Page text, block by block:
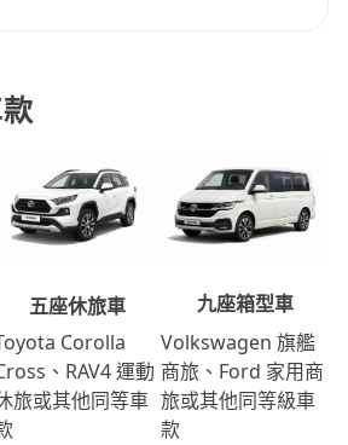
五座休旅車
Corolla
、RAV4 運動
旅或其他同等車
九座箱型車
Volkswagen 旗艦
商旅、Ford 家用商
旅或其他同等級車
款